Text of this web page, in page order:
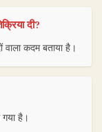
दी?
वाला कदम बताया है।
है।